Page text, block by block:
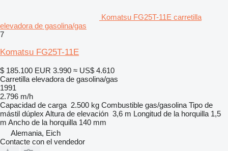
Komatsu FG25T-11E carretilla
elevadora de gasolina/gas
7
Komatsu FG25T-11E
$ 185.100 EUR 3.990 ≈ US$ 4.610
Carretilla elevadora de gasolina/gas
1991
2.796 m/h
Capacidad de carga 2.500 kg Combustible gas/gasolina Tipo de
mástil dúplex Altura de elevación 3,6 m Longitud de la horquilla 1,5
m Ancho de la horquilla 140 mm
Alemania, Eich
Contacte con el vendedor